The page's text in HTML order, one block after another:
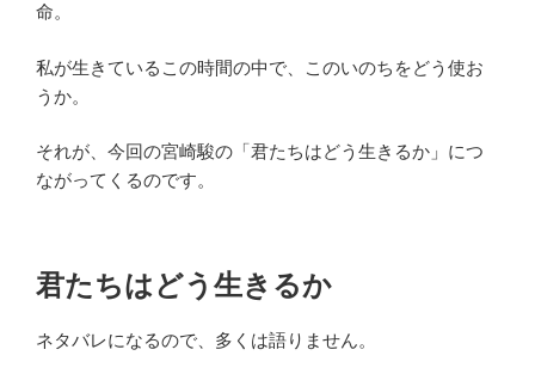
命。
私が生きているこの時間の中で、このいのちをどう使お
うか。
それが、今回の宮崎駿の「君たちはどう生きるか」につ
ながってくるのです。
君たちはどう生きるか
ネタバレになるので、多くは語りません。